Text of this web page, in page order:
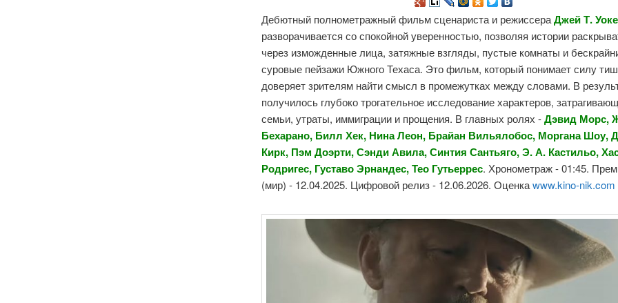
Дебютный полнометражный фильм сценариста и режиссераДжей Т.
разворачивается со спокойной уверенностью, позволяя истории
через изможденные лица, затяжные взгляды, пустые комнаты и
суровые пейзажи Южного Техаса. Это фильм, который понимает силу
доверяет зрителям найти смысл в промежутках между словами. В
получилось глубоко трогательное исследование характеров,
семьи, утраты, иммиграции и прощения. В главных ролях -Дэвид Морс,
Бехарано, Билл Хек, Нина Леон, Брайан Вильялобос, Моргана Шоу,
Кирк, Пэм Доэрти, Сэнди Авила, Синтия Сантьяго, Э. А. Кастильо,
Родригес, Густаво Эрнандес, Тео Гутьеррес. Хронометраж - 01:45.
(мир) - 12.04.2025. Цифровой релиз - 12.06.2026. Оценкаwww.kino-nik.com